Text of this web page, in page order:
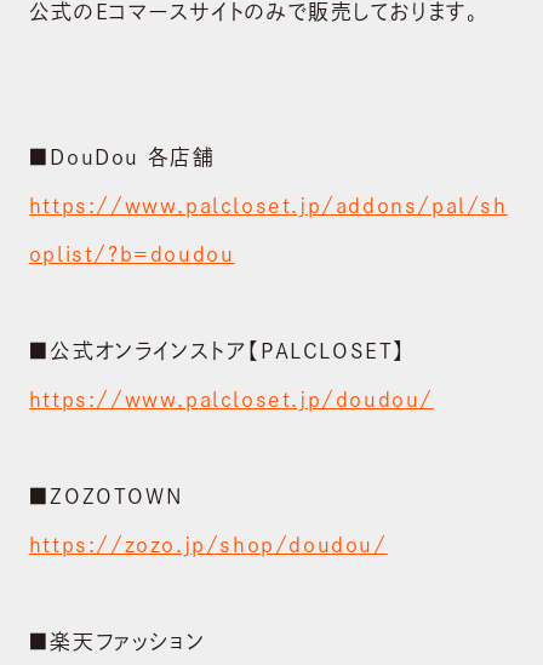
公式のEコマースサイトのみで販売しております。
■DouDou 各店舗
https://www.palcloset.jp/addons/pal/sh
oplist/?b=doudou
■公式オンラインストア【PALCLOSET】
https://www.palcloset.jp/doudou/
■ZOZOTOWN
https://zozo.jp/shop/doudou/
■楽天ファッション